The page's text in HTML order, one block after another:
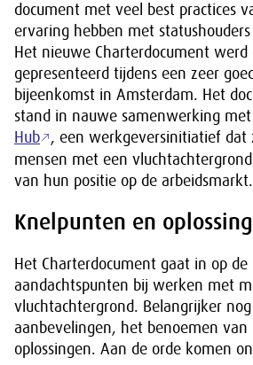
document met veel best practices
ervaring hebben met
Het nieuwe Charterdocument werd
gepresenteerd tijdens een zeer
bijeenkomst in Amsterdam. Het
stand in nauwe samenwerking
Hub
, een werkgeversinitiatief dat
mensen met een
van hun positie op de arbeidsmarkt.
Knelpunten en
Het Charterdocument gaat in op
aandachtspunten bij werken met
vluchtachtergrond. Belangrijker
aanbevelingen, het benoemen
oplossingen. Aan de orde komen